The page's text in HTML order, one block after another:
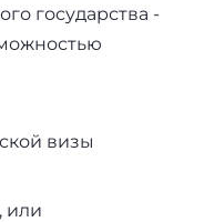
государства -
визы
или